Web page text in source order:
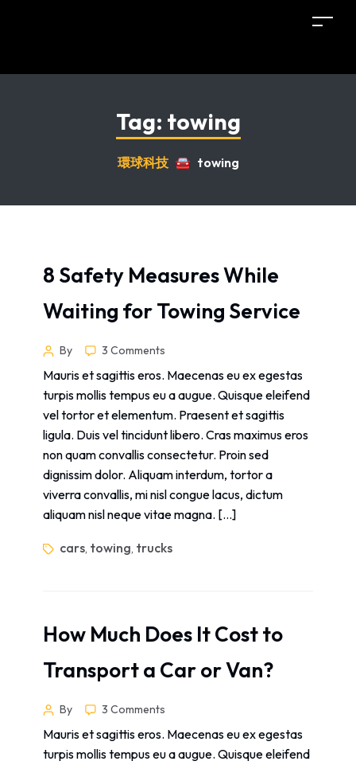
Tag: towing
環球科技 🚘 towing
8 Safety Measures While
Waiting for Towing Service
By 3 Comments
Mauris et sagittis eros. Maecenas eu ex egestas
turpis mollis tempus eu a augue. Quisque eleifend
vel tortor et elementum. Praesent et sagittis
ligula. Duis vel tincidunt libero. Cras maximus eros
non quam convallis consectetur. Proin sed
dignissim dolor. Aliquam interdum, tortor a
viverra convallis, mi nisl congue lacus, dictum
aliquam nisl neque vitae magna. […]
cars, towing, trucks
How Much Does It Cost to
Transport a Car or Van?
By 3 Comments
Mauris et sagittis eros. Maecenas eu ex egestas
turpis mollis tempus eu a augue. Quisque eleifend